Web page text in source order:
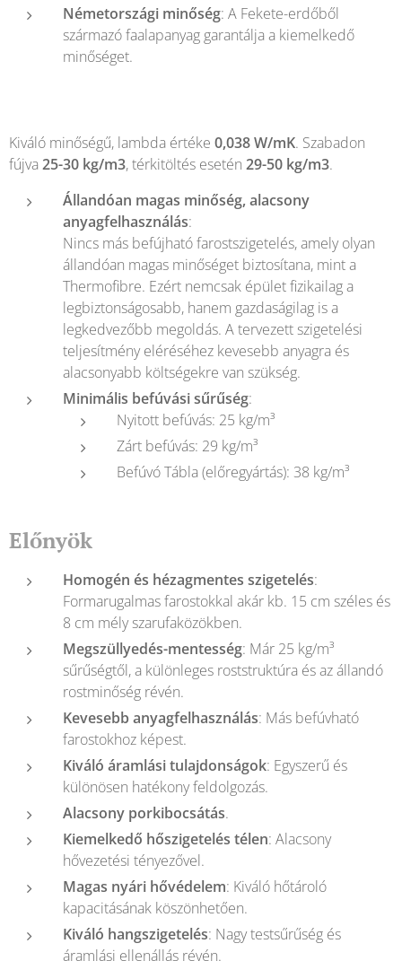
Németországi minőség: A Fekete-erdőből
származó faalapanyag garantálja a kiemelkedő
minőséget.
Kiváló minőségű, lambda értéke 0,038 W/mK. Szabadon
fújva25-30 kg/m3, térkitöltés esetén 29-50 kg/m3.
Állandóan magas minőség, alacsony
anyagfelhasználás:
Nincs más befújható farostszigetelés, amely olyan
állandóan magas minőséget biztosítana, mint a
Thermofibre. Ezért nemcsak épület fizikailag a
legbiztonságosabb, hanem gazdaságilag is a
legkedvezőbb megoldás. A tervezett szigetelési
teljesítmény eléréséhez kevesebb anyagra és
alacsonyabb költségekre van szükség.
Minimális befúvási sűrűség:
Nyitott befúvás: 25 kg/m³
Zárt befúvás: 29 kg/m³
Befúvó Tábla (előregyártás): 38 kg/m³
Előnyök
Homogén és hézagmentes szigetelés:
Formarugalmas farostokkal akár kb. 15 cm széles és
8 cm mély szarufaközökben.
Megszüllyedés-mentesség: Már 25 kg/m³
sűrűségtől, a különleges roststruktúra és az állandó
rostminőség révén.
Kevesebb anyagfelhasználás: Más befúvható
farostokhoz képest.
Kiváló áramlási tulajdonságok: Egyszerű és
különösen hatékony feldolgozás.
Alacsony porkibocsátás.
Kiemelkedő hőszigetelés télen: Alacsony
hővezetési tényezővel.
Magas nyári hővédelem: Kiváló hőtároló
kapacitásának köszönhetően.
Kiváló hangszigetelés: Nagy testsűrűség és
áramlási ellenállás révén.